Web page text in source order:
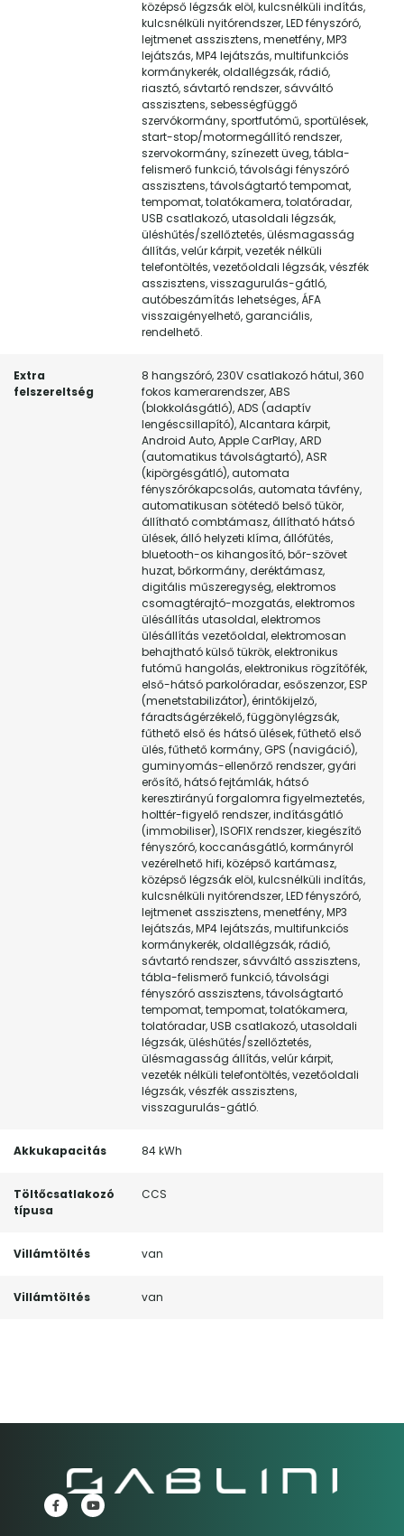
középső légzsák elöl, kulcsnélküli indítás,
kulcsnélküli nyitórendszer, LED fényszóró,
lejtmenet asszisztens, menetfény, MP3
lejátszás, MP4 lejátszás, multifunkciós
kormánykerék, oldallégzsák, rádió,
riasztó, sávtartó rendszer, sávváltó
asszisztens, sebességfüggő
szervókormány, sportfutómű, sportülések,
start-stop/motormegállító rendszer,
szervokormány, színezett üveg, tábla-
felismerő funkció, távolsági fényszóró
asszisztens, távolságtartó tempomat,
tempomat, tolatókamera, tolatóradar,
USB csatlakozó, utasoldali légzsák,
üléshűtés/szellőztetés, ülésmagasság
állítás, velúr kárpit, vezeték nélküli
telefontöltés, vezetőoldali légzsák, vészfék
asszisztens, visszagurulás-gátló,
autóbeszámítás lehetséges, ÁFA
visszaigényelhető, garanciális,
rendelhető.
Extra
felszereltség
8 hangszóró, 230V csatlakozó hátul, 360
fokos kamerarendszer, ABS
(blokkolásgátló), ADS (adaptív
lengéscsillapító), Alcantara kárpit,
Android Auto, Apple CarPlay, ARD
(automatikus távolságtartó), ASR
(kipörgésgátló), automata
fényszórókapcsolás, automata távfény,
automatikusan sötétedő belső tükör,
állítható combtámasz, állítható hátsó
ülések, álló helyzeti klíma, állófűtés,
bluetooth-os kihangosító, bőr-szövet
huzat, bőrkormány, deréktámasz,
digitális műszeregység, elektromos
csomagtérajtó-mozgatás, elektromos
ülésállítás utasoldal, elektromos
ülésállítás vezetőoldal, elektromosan
behajtható külső tükrök, elektronikus
futómű hangolás, elektronikus rögzítőfék,
első-hátsó parkolóradar, esőszenzor, ESP
(menetstabilizátor), érintőkijelző,
fáradtságérzékelő, függönylégzsák,
fűthető első és hátsó ülések, fűthető első
ülés, fűthető kormány, GPS (navigáció),
guminyomás-ellenőrző rendszer, gyári
erősítő, hátsó fejtámlák, hátsó
keresztirányú forgalomra figyelmeztetés,
holttér-figyelő rendszer, indításgátló
(immobiliser), ISOFIX rendszer, kiegészítő
fényszóró, koccanásgátló, kormányról
vezérelhető hifi, középső kartámasz,
középső légzsák elöl, kulcsnélküli indítás,
kulcsnélküli nyitórendszer, LED fényszóró,
lejtmenet asszisztens, menetfény, MP3
lejátszás, MP4 lejátszás, multifunkciós
kormánykerék, oldallégzsák, rádió,
sávtartó rendszer, sávváltó asszisztens,
tábla-felismerő funkció, távolsági
fényszóró asszisztens, távolságtartó
tempomat, tempomat, tolatókamera,
tolatóradar, USB csatlakozó, utasoldali
légzsák, üléshűtés/szellőztetés,
ülésmagasság állítás, velúr kárpit,
vezeték nélküli telefontöltés, vezetőoldali
légzsák, vészfék asszisztens,
visszagurulás-gátló.
Akkukapacitás 84 kWh
Töltőcsatlakozó
típusa
CCS
Villámtöltés van
Villámtöltés van